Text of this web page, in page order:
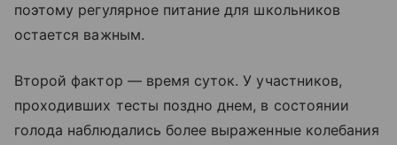
поэтому регулярное питание для школьников
остается важным.
Второй фактор — время суток. У участников,
проходивших тесты поздно днем, в состоянии
голода наблюдались более выраженные колебания